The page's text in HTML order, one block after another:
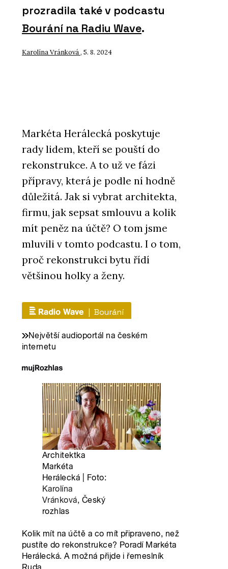
prozradila také v podcastu
Bourání na Radiu Wave.
Karolína Vránková , 5. 8. 2024
Markéta Herálecká poskytuje
rady lidem, kteří se pouští do
rekonstrukce. A to už ve fázi
přípravy, která je podle ní hodně
důležitá. Jak si vybrat architekta,
firmu, jak sepsat smlouvu a kolik
mít peněz na účtě? O tom jsme
mluvili v tomto podcastu. I o tom,
proč rekonstrukci bytu řídí
většinou holky a ženy.
| Bourání